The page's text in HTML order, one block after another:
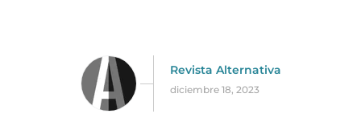
Revista Alternativa
diciembre 18, 2023